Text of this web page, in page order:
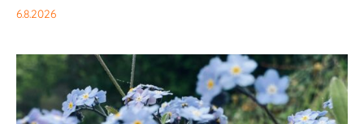
6.8.2026